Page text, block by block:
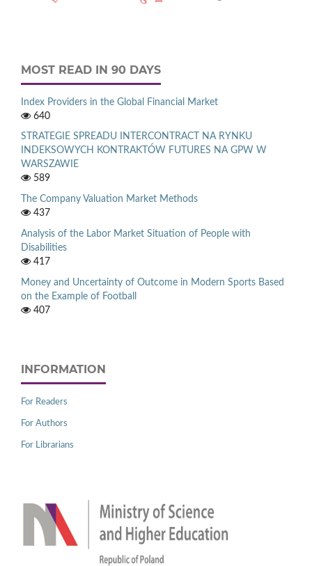
MOST READ IN 90 DAYS
Index Providers in the Global Financial Market
640
STRATEGIE SPREADU INTERCONTRACT NA RYNKU
INDEKSOWYCH KONTRAKTÓW FUTURES NA GPW W
WARSZAWIE
589
The Company Valuation Market Methods
437
Analysis of the Labor Market Situation of People with
Disabilities
417
Money and Uncertainty of Outcome in Modern Sports Based
on the Example of Football
407
INFORMATION
For Readers
For Authors
For Librarians